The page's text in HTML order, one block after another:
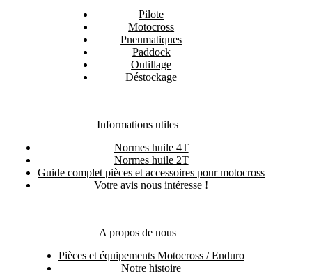
Pilote
Motocross
Pneumatiques
Paddock
Outillage
Déstockage
Informations utiles
Normes huile 4T
Normes huile 2T
Guide complet pièces et accessoires pour motocross
Votre avis nous intéresse !
A propos de nous
Pièces et équipements Motocross / Enduro
Notre histoire